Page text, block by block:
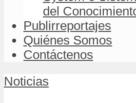
del
Publirreportajes
Quiénes Somos
Contáctenos
Noticias